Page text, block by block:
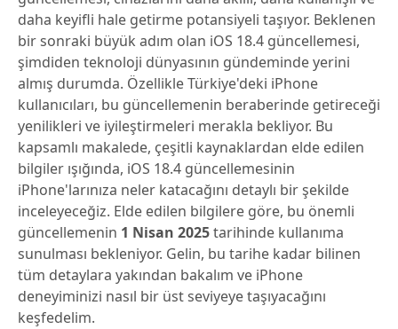
daha keyifli hale getirme potansiyeli taşıyor. Beklenen
bir sonraki büyük adım olan iOS 18.4 güncellemesi,
şimdiden teknoloji dünyasının gündeminde yerini
almış durumda. Özellikle Türkiye'deki iPhone
kullanıcıları, bu güncellemenin beraberinde getireceği
yenilikleri ve iyileştirmeleri merakla bekliyor. Bu
kapsamlı makalede, çeşitli kaynaklardan elde edilen
bilgiler ışığında, iOS 18.4 güncellemesinin
iPhone'larınıza neler katacağını detaylı bir şekilde
inceleyeceğiz. Elde edilen bilgilere göre, bu önemli
güncellemenin 1 Nisan 2025tarihinde kullanıma
sunulması bekleniyor. Gelin, bu tarihe kadar bilinen
tüm detaylara yakından bakalım ve iPhone
deneyiminizi nasıl bir üst seviyeye taşıyacağını
keşfedelim.